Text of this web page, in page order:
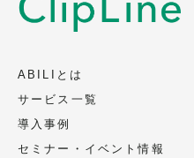
ABILIとは
サービス一覧
導入事例
セミナー・イベント情報